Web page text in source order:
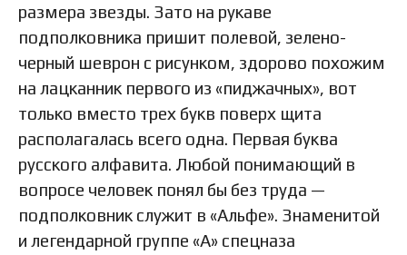
размера звезды. Зато на рукаве
подполковника пришит полевой, зелено-
черный шеврон с рисунком, здорово похожим
на лацканник первого из «пиджачных», вот
только вместо трех букв поверх щита
располагалась всего одна. Первая буква
русского алфавита. Любой понимающий в
вопросе человек понял бы без труда —
подполковник служит в «Альфе». Знаменитой
и легендарной группе «А» спецназа